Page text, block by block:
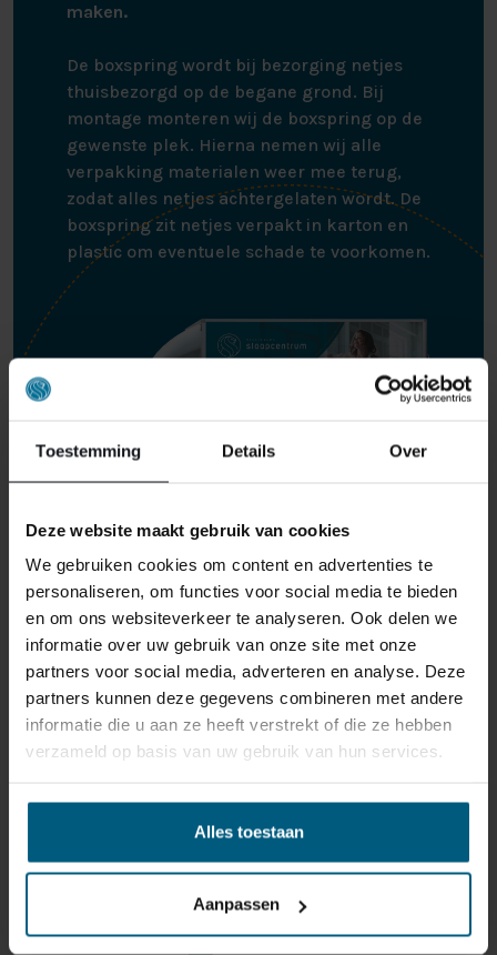
Toestemming Details Over
Deze website maakt gebruik van cookies
We gebruiken cookies om content en advertenties te
personaliseren, om functies voor social media te bieden
en om ons websiteverkeer te analyseren. Ook delen we
informatie over uw gebruik van onze site met onze
partners voor social media, adverteren en analyse. Deze
partners kunnen deze gegevens combineren met andere
informatie die u aan ze heeft verstrekt of die ze hebben
verzameld op basis van uw gebruik van hun services.
Alles toestaan
Aanpassen
maken.
De boxspring wordt bij bezorging netjes
thuisbezorgd op de begane grond. Bij
montage monteren wij de boxspring op de
gewenste plek. Hierna nemen wij alle
verpakking materialen weer mee terug,
zodat alles netjes achtergelaten wordt. De
boxspring zit netjes verpakt in karton en
plastic om eventuele schade te voorkomen.
BINNNEN EEN STRAAL VAN 40KM
OM ELK FILIAAL BEZORGEN &
MONTEREN WIJ
BOXSPRING/BEDDEN BOVEN
€1000,- GRATIS.